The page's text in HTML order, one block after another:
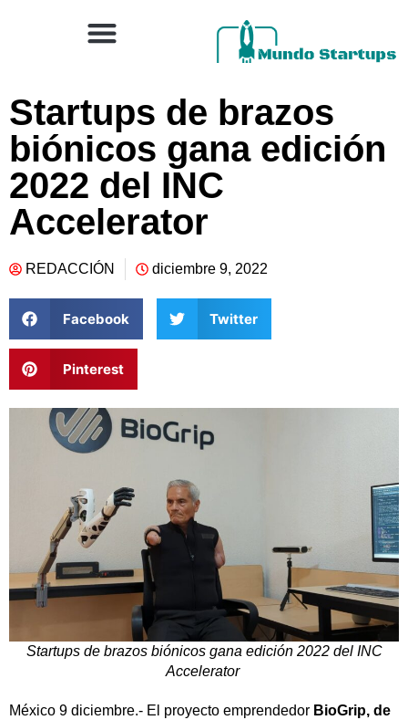
Startups de brazos
biónicos gana edición
2022 del INC
Accelerator
REDACCIÓN diciembre 9, 2022
Facebook Twitter
Pinterest
Startups de brazos biónicos gana edición 2022 del INC
Accelerator
México 9 diciembre.- El proyecto emprendedor BioGrip, de